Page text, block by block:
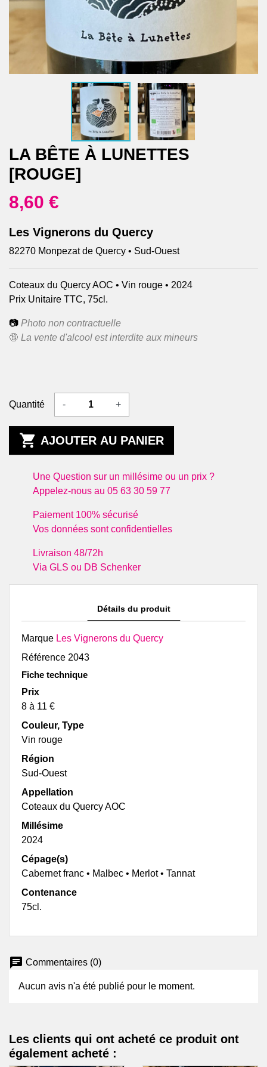
LA BÊTE À LUNETTES
[ROUGE]
8,60 €
Les Vignerons du Quercy
82270 Monpezat de Quercy • Sud-Ouest
Coteaux du Quercy AOC • Vin rouge • 2024
Prix Unitaire TTC, 75cl.
📷 Photo non contractuelle
🔞 La vente d'alcool est interdite aux mineurs
Quantité - +
 AJOUTER AU PANIER
Une Question sur un millésime ou un prix ?
Appelez-nous au 05 63 30 59 77
Paiement 100% sécurisé
Vos données sont confidentielles
Livraison 48/72h
Via GLS ou DB Schenker
Détails du produit
Marque Les Vignerons du Quercy
Référence 2043
Fiche technique
Prix
8 à 11 €
Couleur, Type
Vin rouge
Région
Sud-Ouest
Appellation
Coteaux du Quercy AOC
Millésime
2024
Cépage(s)
Cabernet franc • Malbec • Merlot • Tannat
Contenance
75cl.
chat Commentaires (0)
Aucun avis n'a été publié pour le moment.
Les clients qui ont acheté ce produit ont
également acheté :